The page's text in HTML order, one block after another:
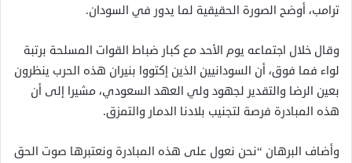
ترامب، أوضح الصورة الحقيقية لما يدور في السودان.
وقال خلال اجتماعه يوم الأحد مع كبار ضباط القوات المسلحة برتبة
لواء فما فوق، أن السودانيين الذين إكتووا بنيران هذه الحرب ينظرون
بعين الرضا والتقدير لجهود ولي العهد السعودي، مشيرا إلى أن
هذه المبادرة فرصة لتجنيب بلادنا الدمار والتمزق.
وأضاف البرهان “نحن نعول على هذه المبادرة ونعتبرها صوت الحق